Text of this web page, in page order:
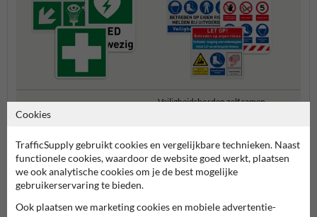
Veiligheidsborden zelf samen
Veiligheidsborden
Cookies
TrafficSupply gebruikt cookies en vergelijkbare technieken. Naast
functionele cookies, waardoor de website goed werkt, plaatsen
we ook analytische cookies om je de best mogelijke
gebruikerservaring te bieden.
Ook plaatsen we marketing cookies en mobiele advertentie-